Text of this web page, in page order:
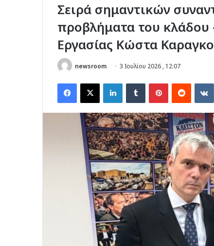
Σειρά σημαντικών
προβλήματα του
Εργασίας Κώστα
newsroom 3 Ιουλίου 2026 , 12:07
Facebook
X LinkedInTumblr PinterestReddit